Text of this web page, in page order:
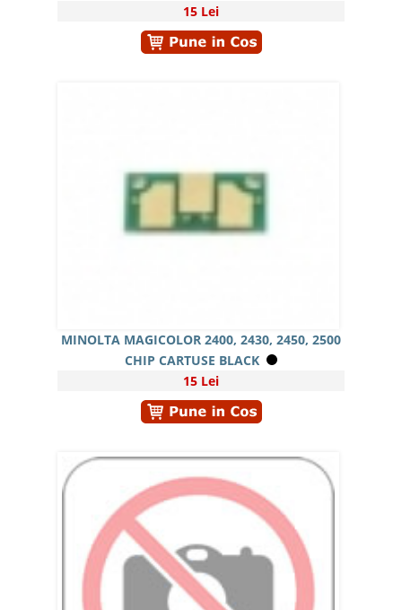
15 Lei
MINOLTA MAGICOLOR 2400, 2430, 2450, 2500
CHIP CARTUSE BLACK
15 Lei